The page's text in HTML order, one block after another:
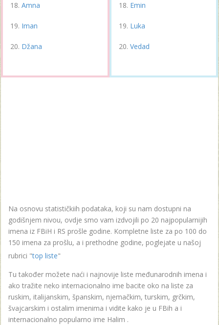
Amna
Iman
Džana
Emin
Luka
Vedad
Na osnovu statističkiih podataka, koji su nam dostupni na
godišnjem nivou, ovdje smo vam izdvojili po 20 najpopularnijih
imena iz FBiH i RS prošle godine. Kompletne liste za po 100 do
150 imena za prošlu, a i prethodne godine, poglejate u našoj
rubrici "top liste"
Tu također možete naći i najnovije liste međunarodnih imena i
ako tražite neko internacionalno ime bacite oko na liste za
ruskim, italijanskim, španskim, njemačkim, turskim, grčkim,
švajcarskim i ostalim imenima i vidite kako je u FBih a i
internacionalno popularno ime Halim .